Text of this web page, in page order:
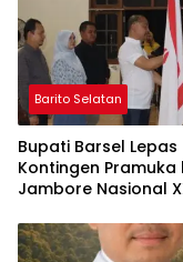
Barito Selatan
Bupati Barsel Lepas
Kontingen Pramuka
Jambore Nasional